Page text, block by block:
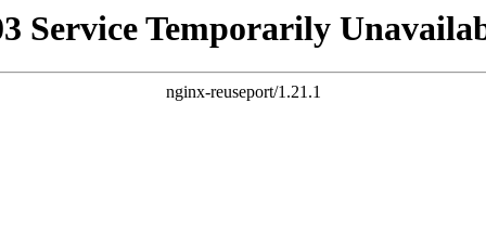
Service Temporarily
nginx-reuseport/1.21.1